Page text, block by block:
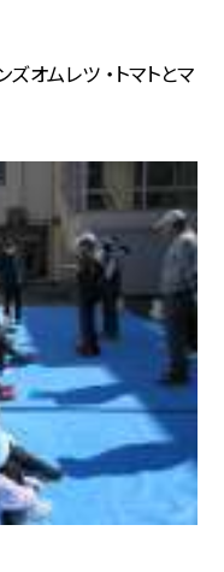
ズオムレツ ・トマトとマ